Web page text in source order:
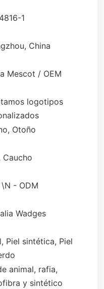
1
China
Mescot / OEM
logotipos
Otoño
Caucho
\N - ODM
Wadges
Piel sintética, Piel
animal, rafia,
y sintético